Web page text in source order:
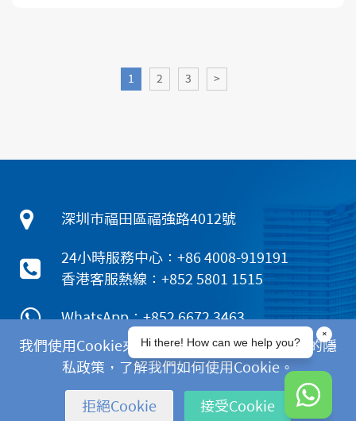
我們使用Cookie來改善您的體驗。請閱讀我們的隱
私政策，了解我們如何使用Cookie。
拒絕Cookie 接受Cookie
1 2 3 >
深圳市福田區福強路4012號
24小時服務中心：+86 4008-919191
香港客服熱線：+852 5801 1515
WhatsApp：+852 6672 3463
隱私政策 | 免責聲明 | Cookies政策 |
Copyright © 2025 深圳新風和睦家醫院版權所有